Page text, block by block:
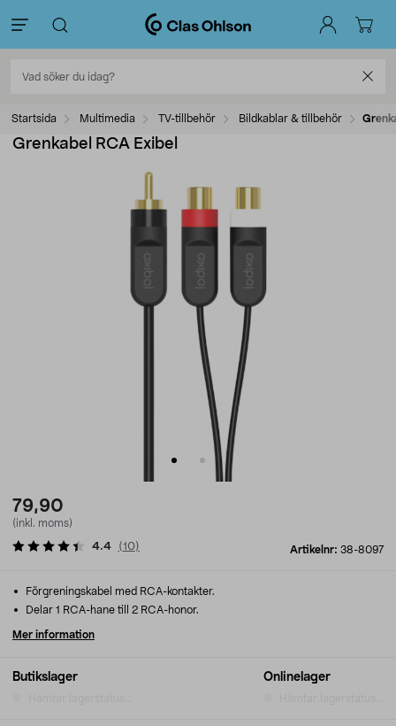
Startsida Multimedia TV-tillbehör Bildkablar & tillbehör
Grenkabel RCA Exibel
79,90
(inkl. moms)
Artikelnr: 38-8097
4.4 (10)
Butikslager Onlinelager
Förgreningskabel med RCA-kontakter.
Delar 1 RCA-hane till 2 RCA-honor.
Mer information